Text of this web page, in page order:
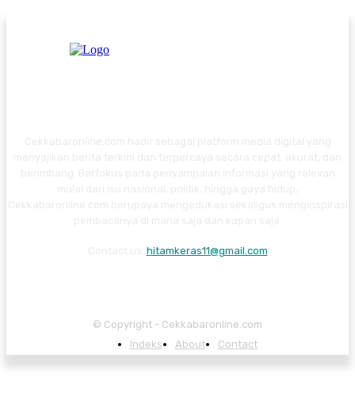
hitamkeras11@gmail.com
© Copyright - Cekkabaronline.com
Indeks
About Contact